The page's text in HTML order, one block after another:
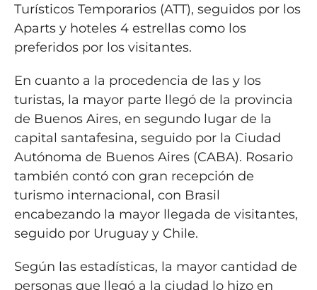
Turísticos Temporarios (ATT), seguidos por los
Aparts y hoteles 4 estrellas como los
preferidos por los visitantes.
En cuanto a la procedencia de las y los
turistas, la mayor parte llegó de la provincia
de Buenos Aires, en segundo lugar de la
capital santafesina, seguido por la Ciudad
Autónoma de Buenos Aires (CABA). Rosario
también contó con gran recepción de
turismo internacional, con Brasil
encabezando la mayor llegada de visitantes,
seguido por Uruguay y Chile.
Según las estadísticas, la mayor cantidad de
personas que llegó a la ciudad lo hizo en